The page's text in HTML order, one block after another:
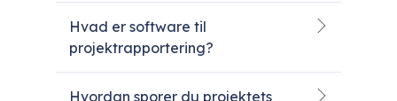
Hvad er software til
projektrapportering?
Hvordan sporer du projektets